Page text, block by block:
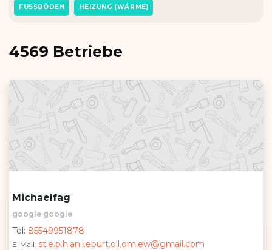
FUSSBÖDEN HEIZUNG (WÄRME)
4569 Betriebe
Michaelfag
google google
Tel: 85549951878
E-Mail: st.e.p.h.an.i.eburt.o.l.om.ew@gmail.com